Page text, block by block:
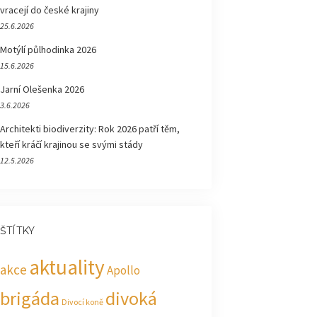
vracejí do české krajiny
25.6.2026
Motýlí půlhodinka 2026
15.6.2026
Jarní Olešenka 2026
3.6.2026
Architekti biodiverzity: Rok 2026 patří těm,
kteří kráčí krajinou se svými stády
12.5.2026
ŠTÍTKY
akce aktualityApollo
brigáda Divocí koně divoká